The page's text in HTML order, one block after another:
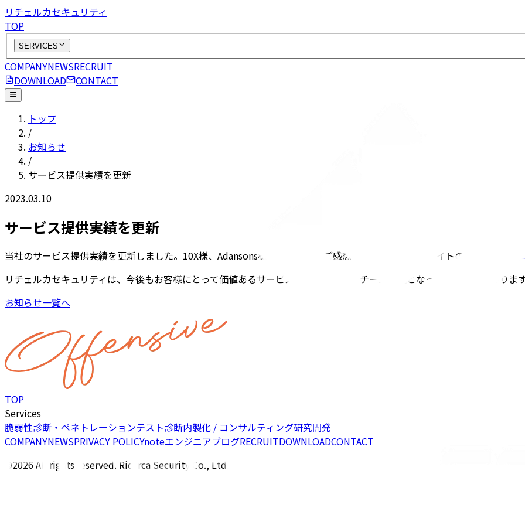
リチェルカセキュリティ
TOP
SERVICES
COMPANYNEWSRECRUIT
DOWNLOAD
CONTACT
トップ
/
お知らせ
/
サービス提供実績を更新
2023.03.10
サービス提供実績を更新
当社のサービス提供実績を更新しました。10X様、Adansons様からそれぞれご感想を頂戴し、ウェブサイトの
リチェルカセキュリティは、今後もお客様にとって価値あるサービス提供を目指し、チーム一丸となって取り組んで参りま
お知らせ一覧へ
TOP
Services
脆弱性診断・ペネトレーションテスト診断内製化 / コンサルティング研究開発
COMPANYNEWSPRIVACY POLICYnoteエンジニアブログRECRUITDOWNLOADCONTACT
©2026 All rights reserved. Ricerca Security Co., Ltd.